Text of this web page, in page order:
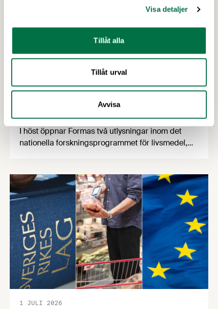
Visa detaljer
Tillåt alla
Tillåt urval
Avvisa
Utlysningar: Forskning och Innovation
med fokus på försörjning
2 JULI 2026
I höst öppnar Formas två utlysningar inom det
nationella forskningsprogrammet för livsmedel,
en motståndskraftig livsmedelsförsörjning", och
båda syftar till att bana väg för innovationer som
stärker Sveriges livsmedelsförsörjning.
1 JULI 2026